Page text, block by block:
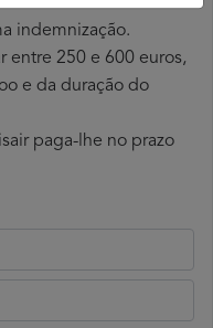
aceitar a sua
indemnização.
entre 250 e 600 euros,
e da duração do
paga-lhe no prazo